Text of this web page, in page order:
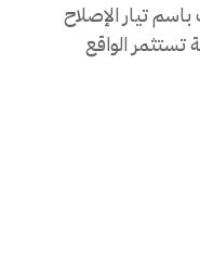
تيار الإصلاح
تستثمر الواقع